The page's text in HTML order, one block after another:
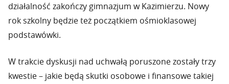
działalność zakończy gimnazjum w Kazimierzu. Nowy
rok szkolny będzie też początkiem ośmioklasowej
podstawówki.
W trakcie dyskusji nad uchwałą poruszone zostały trzy
kwestie – jakie będą skutki osobowe i finansowe takiej